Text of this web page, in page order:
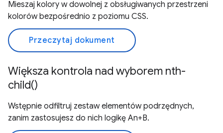
Mieszaj kolory w dowolnej z obsługiwanych przestrzeni
kolorów bezpośrednio z poziomu CSS.
Przeczytaj dokument
Większa kontrola nad wyborem nth-
child()
Wstępnie odfiltruj zestaw elementów podrzędnych,
zanim zastosujesz do nich logikę An+B.